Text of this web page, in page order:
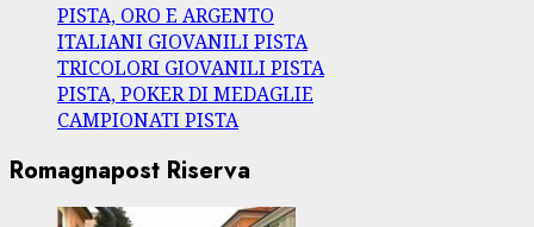
PISTA, ORO E ARGENTO
ITALIANI GIOVANILI PISTA
TRICOLORI GIOVANILI PISTA
PISTA, POKER DI MEDAGLIE
CAMPIONATI PISTA
Romagnapost Riserva